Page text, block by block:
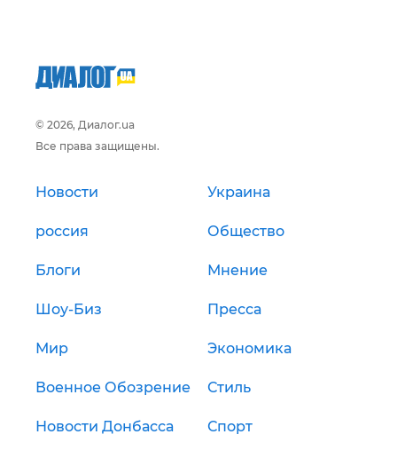
© 2026, Диалог.ua
Все права защищены.
Новости Украина
россия Общество
Блоги Мнение
Шоу-Биз Пресса
Мир Экономика
Военное Обозрение Стиль
Новости Донбасса Спорт